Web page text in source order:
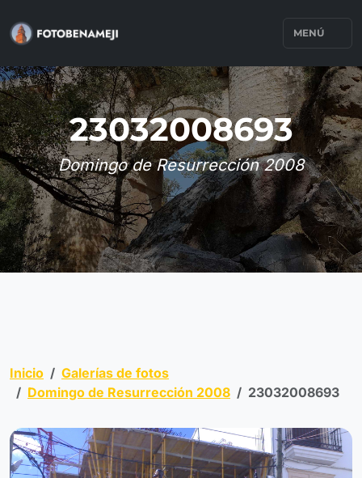
MENÚ
23032008693
Domingo de Resurrección 2008
Inicio
Galerías de fotos
Domingo de Resurrección 2008
23032008693